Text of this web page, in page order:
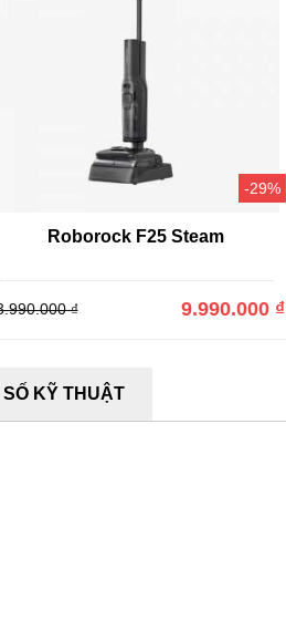
-29%
Roborock F25 Steam
₫ 9.990.000 ₫
SỐ KỸ THUẬT